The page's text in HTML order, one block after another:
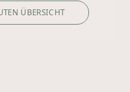
ÜBERSICHT